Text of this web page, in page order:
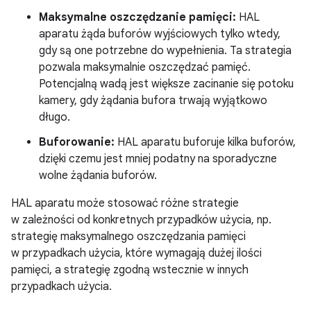
Maksymalne oszczędzanie pamięci: HAL
aparatu żąda buforów wyjściowych tylko wtedy,
gdy są one potrzebne do wypełnienia. Ta strategia
pozwala maksymalnie oszczędzać pamięć.
Potencjalną wadą jest większe zacinanie się potoku
kamery, gdy żądania bufora trwają wyjątkowo
długo.
Buforowanie: HAL aparatu buforuje kilka buforów,
dzięki czemu jest mniej podatny na sporadyczne
wolne żądania buforów.
HAL aparatu może stosować różne strategie
w zależności od konkretnych przypadków użycia, np.
strategię maksymalnego oszczędzania pamięci
w przypadkach użycia, które wymagają dużej ilości
pamięci, a strategię zgodną wstecznie w innych
przypadkach użycia.